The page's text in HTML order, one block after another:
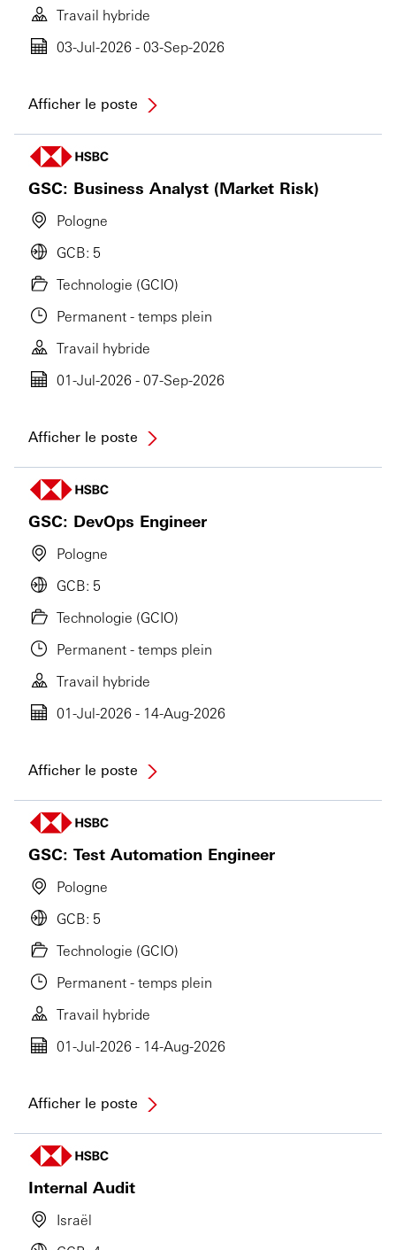
Travail hybride
03-Jul-2026 - 03-Sep-2026
Afficher le poste
GSC: Business Analyst (Market Risk)
Pologne
GCB: 5
Technologie (GCIO)
Permanent - temps plein
Travail hybride
01-Jul-2026 - 07-Sep-2026
Afficher le poste
GSC: DevOps Engineer
Pologne
GCB: 5
Technologie (GCIO)
Permanent - temps plein
Travail hybride
01-Jul-2026 - 14-Aug-2026
Afficher le poste
GSC: Test Automation Engineer
Pologne
GCB: 5
Technologie (GCIO)
Permanent - temps plein
Travail hybride
01-Jul-2026 - 14-Aug-2026
Afficher le poste
Internal Audit
Israël